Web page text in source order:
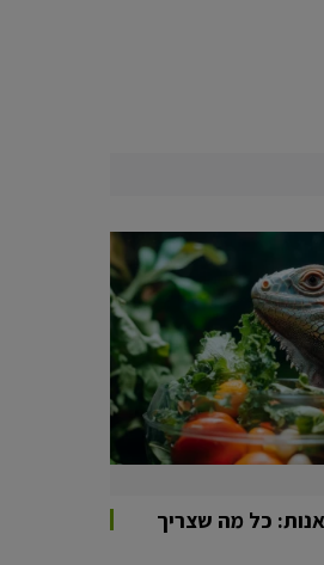
כל מה שצריך